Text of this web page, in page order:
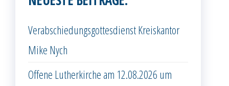
Verabschiedungsgottesdienst Kreiskantor
Mike Nych
Offene Lutherkirche am 12.08.2026 um